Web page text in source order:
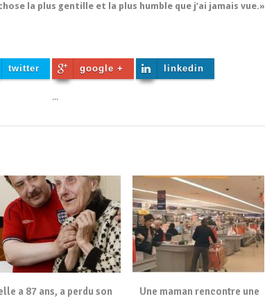
la plus gentille et la plus humble que j’ai jamais vue.»
twitter google + linkedin
...
a 87 ans, a perdu son
Une maman rencontre une